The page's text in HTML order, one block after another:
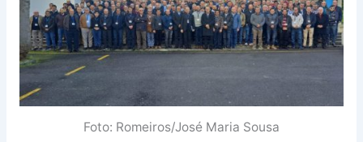
Foto: Romeiros/José Maria Sousa